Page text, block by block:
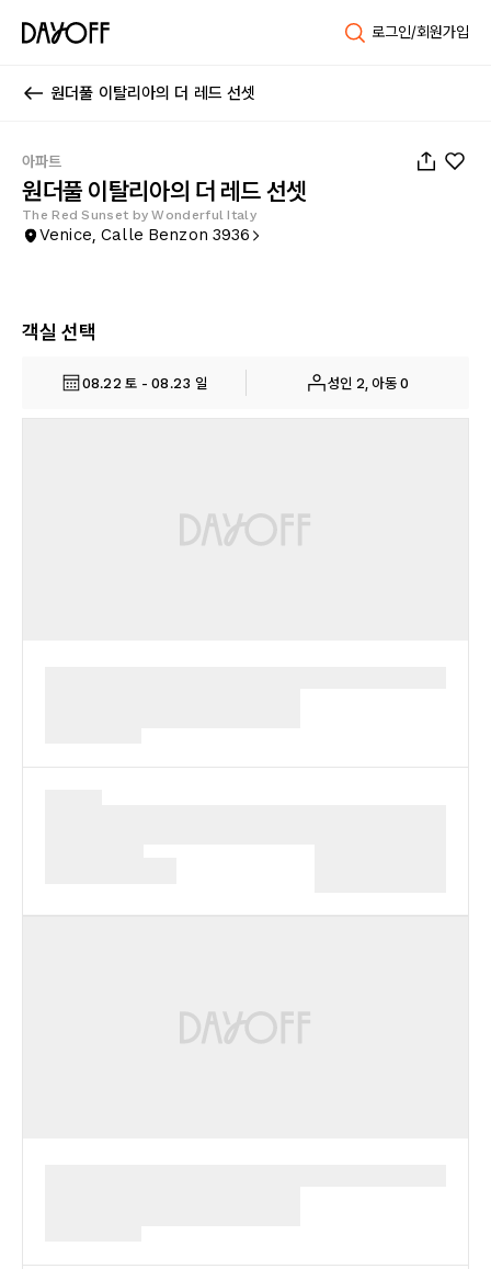
로그인/회원가입
원더풀 이탈리아의 더 레드 선셋
아파트
원더풀 이탈리아의 더 레드 선셋
The Red Sunset by Wonderful Italy
Venice, Calle Benzon 3936
객실 선택
08.22 토 - 08.23 일 성인 2, 아동 0